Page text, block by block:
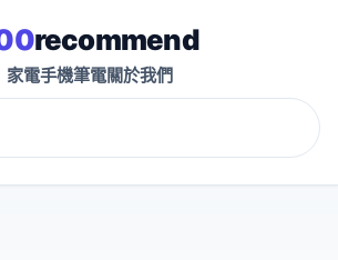
recommend
家電手機筆電關於我們